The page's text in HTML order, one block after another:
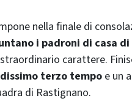
nella finale di
i padroni di casa
carattere.
terzo tempoe un
di Rastignano.